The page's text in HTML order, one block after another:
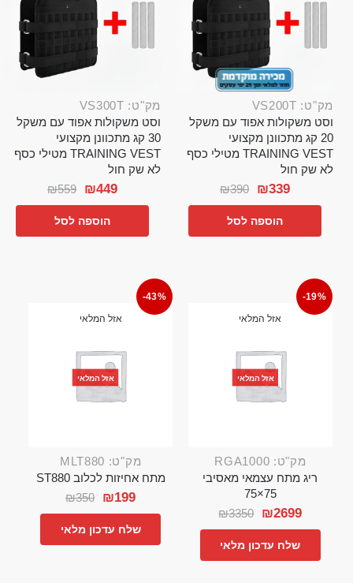
מק"ט: VS200T
וסט משקולות אפוד עם משקל
20 קג מתכוונן מקצועי
TRAINING VEST מטילי כסף
לא שק חול
₪390 ₪339
הוספה לסל
מק"ט: VS300T
וסט משקולות אפוד עם משקל
30 קג מתכוונן מקצועי
TRAINING VEST מטילי כסף
לא שק חול
₪559 ₪449
הוספה לסל
-19%
אזל המלאי
אזל המלאי
מק"ט: RGA1000
ריג מתח עצמאי מאסיבי
75×75
₪3350 ₪2699
שלח עדכון מלאי
-43%
אזל המלאי
אזל המלאי
מק"ט: MLT880
מתח אחיזות לכלוב ST880
₪350 ₪199
שלח עדכון מלאי